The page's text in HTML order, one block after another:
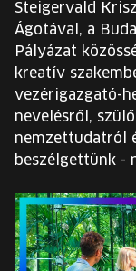
ELŐADÓK
INGYENES
JEGYEK
Steigervald
Ágotával, a
Pályázat
kreatív
vezérigazgató-
nevelésről,
nemzettudatról
beszélgettünk -